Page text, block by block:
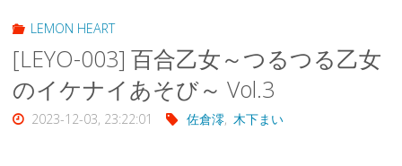
LEMON HEART
[LEYO-003] 百合乙女～つるつる乙女
のイケナイあそび～ Vol.3
2023-12-03, 23:22:01 佐倉澪, 木下まい